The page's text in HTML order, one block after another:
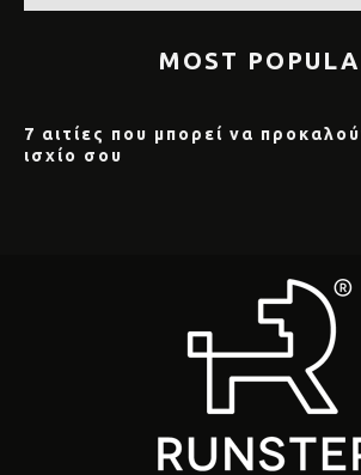
MOST
7 αιτίες που μπορεί να
ισχίο σου